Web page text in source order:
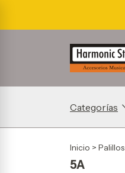
Categorías
Inicio > Palillos
5A